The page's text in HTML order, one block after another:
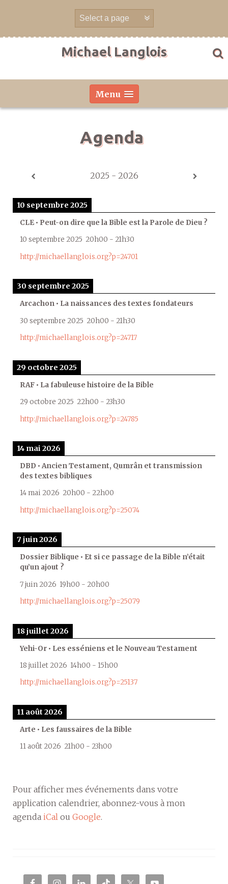
Michael Langlois
Menu
Agenda
2025 - 2026
10 septembre 2025
CLE • Peut-on dire que la Bible est la Parole de Dieu ?
10 septembre 2025 20h00 - 21h30
http://michaellanglois.org?p=24701
30 septembre 2025
Arcachon • La naissances des textes fondateurs
30 septembre 2025 20h00 - 21h30
http://michaellanglois.org?p=24717
29 octobre 2025
RAF • La fabuleuse histoire de la Bible
29 octobre 2025 22h00 - 23h30
http://michaellanglois.org?p=24785
14 mai 2026
DBD • Ancien Testament, Qumrân et transmission
des textes bibliques
14 mai 2026 20h00 - 22h00
http://michaellanglois.org?p=25074
7 juin 2026
Dossier Biblique • Et si ce passage de la Bible n’était
qu’un ajout ?
7 juin 2026 19h00 - 20h00
http://michaellanglois.org?p=25079
18 juillet 2026
Yehi-Or • Les esséniens et le Nouveau Testament
18 juillet 2026 14h00 - 15h00
http://michaellanglois.org?p=25137
11 août 2026
Arte • Les faussaires de la Bible
11 août 2026 21h00 - 23h00
Pour afficher mes événements dans votre
application calendrier, abonnez-vous à mon
agenda iCal ou Google.